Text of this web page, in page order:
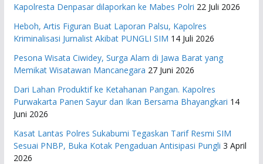
Kapolresta Denpasar dilaporkan ke Mabes Polri 22 Juli 2026
Heboh, Artis Figuran Buat Laporan Palsu, Kapolres
Kriminalisasi Jurnalist Akibat PUNGLI SIM 14 Juli 2026
Pesona Wisata Ciwidey, Surga Alam di Jawa Barat yang
Memikat Wisatawan Mancanegara 27 Juni 2026
Dari Lahan Produktif ke Ketahanan Pangan. Kapolres
Purwakarta Panen Sayur dan Ikan Bersama Bhayangkari 14
Juni 2026
Kasat Lantas Polres Sukabumi Tegaskan Tarif Resmi SIM
Sesuai PNBP, Buka Kotak Pengaduan Antisipasi Pungli 3 April
2026